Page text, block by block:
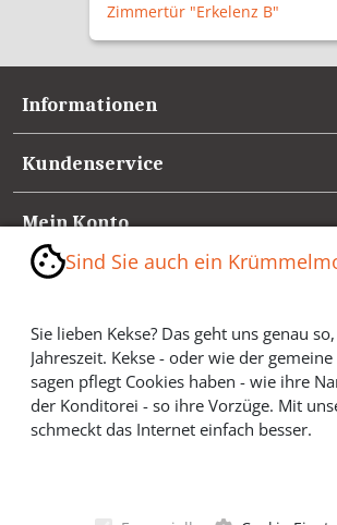
Zimmertür "Erkelenz B"
Informationen
Kundenservice
Mein Konto
Referenzen
Medienspiegel &
*** Vertrag widerrufen ***
Sind Sie auch ein
Sie lieben Kekse? Das geht uns genau
Jahreszeit. Kekse - oder wie der
sagen pflegt Cookies haben - wie ihre
der Konditorei - so ihre Vorzüge. Mit
schmeckt das Internet einfach besser.
Cookies helfen Ihnen, Ihre
Werbung sparen und selbstverständlich